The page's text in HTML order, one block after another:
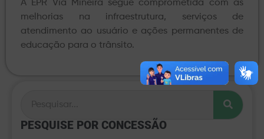
PESQUISE POR CONCESSÃO​
A EPR Via Mineira segue comprometida com as
melhorias na infraestrutura, serviços de
atendimento ao usuário e ações permanentes de
educação para o trânsito.